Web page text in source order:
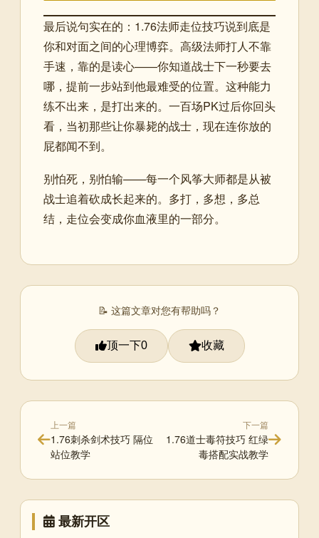
最后说句实在的：1.76法师走位技巧说到底是
你和对面之间的心理博弈。高级法师打人不靠
手速，靠的是读心——你知道战士下一秒要去
哪，提前一步站到他最难受的位置。这种能力
练不出来，是打出来的。一百场PK过后你回头
看，当初那些让你暴毙的战士，现在连你放的
屁都闻不到。
别怕死，别怕输——每一个风筝大师都是从被
战士追着砍成长起来的。多打，多想，多总
结，走位会变成你血液里的一部分。
📝 这篇文章对您有帮助吗？
顶一下0 收藏
上一篇
1.76刺杀剑术技巧 隔位
站位教学
下一篇
1.76道士毒符技巧 红绿
毒搭配实战教学
最新开区